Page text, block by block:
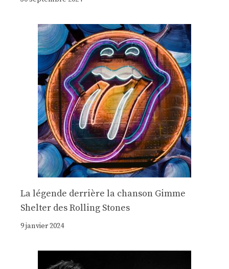
La légende derrière la chanson Gimme
Shelter des Rolling Stones
9 janvier 2024